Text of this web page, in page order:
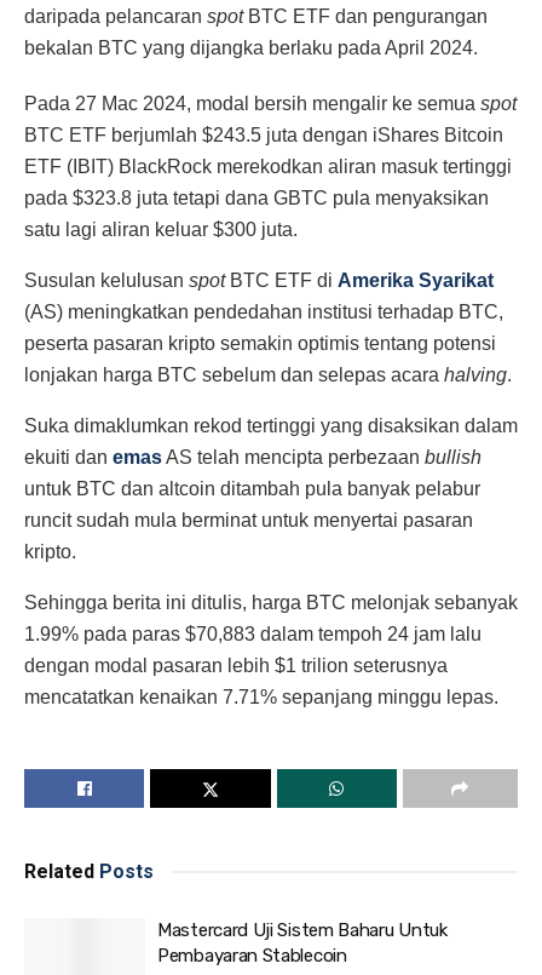
daripada pelancaran spotBTC ETF dan pengurangan
bekalan BTC yang dijangka berlaku pada April 2024.
Pada 27 Mac 2024, modal bersih mengalir ke semua spot
BTC ETF berjumlah $243.5 juta dengan iShares Bitcoin
ETF (IBIT) BlackRock merekodkan aliran masuk tertinggi
pada $323.8 juta tetapi dana GBTC pula menyaksikan
satu lagi aliran keluar $300 juta.
Susulan kelulusan spotBTC ETF di Amerika Syarikat
(AS) meningkatkan pendedahan institusi terhadap BTC,
peserta pasaran kripto semakin optimis tentang potensi
lonjakan harga BTC sebelum dan selepas acara halving.
Suka dimaklumkan rekod tertinggi yang disaksikan dalam
ekuiti dan emasAS telah mencipta perbezaan bullish
untuk BTC dan altcoin ditambah pula banyak pelabur
runcit sudah mula berminat untuk menyertai pasaran
kripto.
Sehingga berita ini ditulis, harga BTC melonjak sebanyak
1.99% pada paras $70,883 dalam tempoh 24 jam lalu
dengan modal pasaran lebih $1 trilion seterusnya
mencatatkan kenaikan 7.71% sepanjang minggu lepas.
Related Posts
Mastercard Uji Sistem Baharu Untuk
Pembayaran Stablecoin